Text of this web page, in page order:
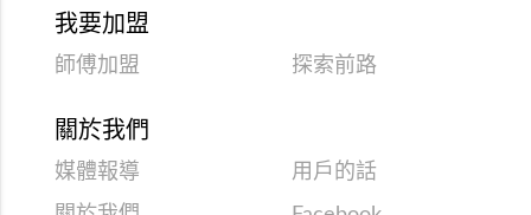
我要加盟
師傅加盟 探索前路
關於我們
媒體報導
用戶的話